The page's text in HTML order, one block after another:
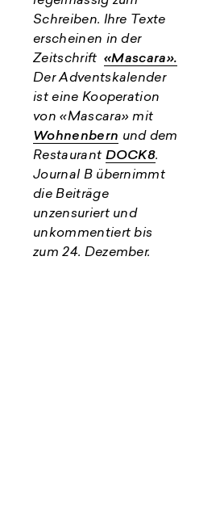
Schreiben. Ihre Texte
erscheinen in der
Zeitschrift«Mascara».
Der Adventskalender
ist eine Kooperation
von «Mascara» mit
Wohnenbern und dem
Restaurant DOCK8.
Journal B übernimmt
die Beiträge
unzensuriert und
unkommentiert bis
zum 24. Dezember.